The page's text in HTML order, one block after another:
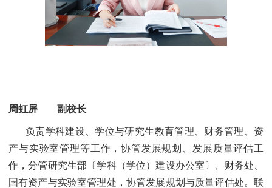
周虹屏 副校长
负责学科建设、学位与研究生教育管理、财务管理、资
产与实验室管理等工作，协管发展规划、发展质量评估工
作，分管研究生部〔学科（学位）建设办公室〕、财务处、
国有资产与实验室管理处，协管发展规划与质量评估处。联